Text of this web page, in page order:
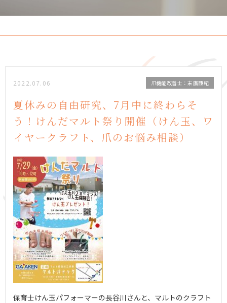
2022.07.06 爪機能改善士：末廣亜紀
夏休みの自由研究、7月中に終わらそ
う！けんだマルト祭り開催（けん玉、ワ
イヤークラフト、爪のお悩み相談）
保育士けん玉パフォーマーの長谷川さんと、マルトのクラフト